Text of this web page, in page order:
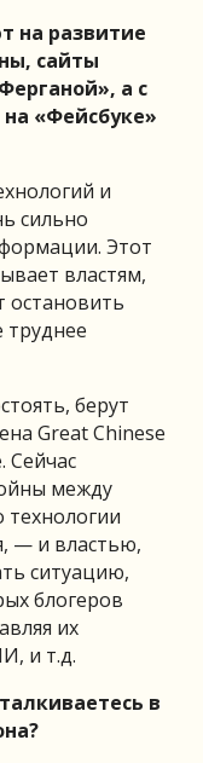
на развитие
сайты
а с
«Фейсбуке»
и
сильно
Этот
властям,
остановить
берут
Great Chinese
Сейчас
между
— и властью,
ситуацию,
блогеров
их
и т.д.
в